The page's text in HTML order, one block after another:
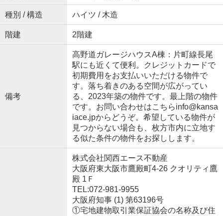
種別 / 構造 ハイツ / 木造
階建 2階建
備考
高野道ガレージハウスA棟：片町線長尾
駅にも近くて便利。クレジットカードで
初期費用をお支払いいただける物件で
す。落ち着きのある空間が広がってい
る、2023年築の物件です。最上階の物件
です。お問い合わせはこちらinfo@kansa
iace.jpからどうぞ。希望している物件が
見つからない場合も、枚方市内に立地す
る似た条件の物件をお探しします。
株式会社関西エース不動産
大阪府東大阪市鷹殿町4-26 クオリティ鷹
殿 1Ｆ
TEL:072-981-9955
大阪府知事 (1) 第63196号
①宅地建物取引業保証協会の名称及び住